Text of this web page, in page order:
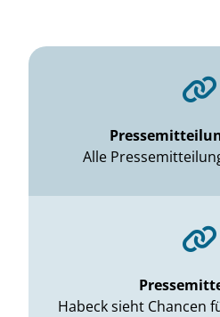
Alle
Habeck sieht Chancen